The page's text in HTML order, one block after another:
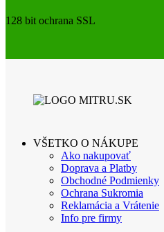
128 bit ochrana SSL
VŠETKO O NÁKUPE
Ako nakupovať
Doprava a Platby
Obchodné Podmienky
Ochrana Sukromia
Reklamácia a Vrátenie
Info pre firmy